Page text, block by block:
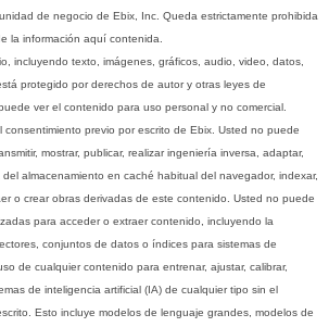
de negocio de Ebix, Inc. Queda estrictamente prohibida
la información aquí contenida.
incluyendo texto, imágenes, gráficos, audio, video, datos,
protegido por derechos de autor y otras leyes de
ver el contenido para uso personal y no comercial.
consentimiento previo por escrito de Ebix. Usted no puede
mostrar, publicar, realizar ingeniería inversa, adaptar,
del almacenamiento en caché habitual del navegador, indexar,
o crear obras derivadas de este contenido. Usted no puede
para acceder o extraer contenido, incluyendo la
conjuntos de datos o índices para sistemas de
de cualquier contenido para entrenar, ajustar, calibrar,
de inteligencia artificial (IA) de cualquier tipo sin el
Esto incluye modelos de lenguaje grandes, modelos de